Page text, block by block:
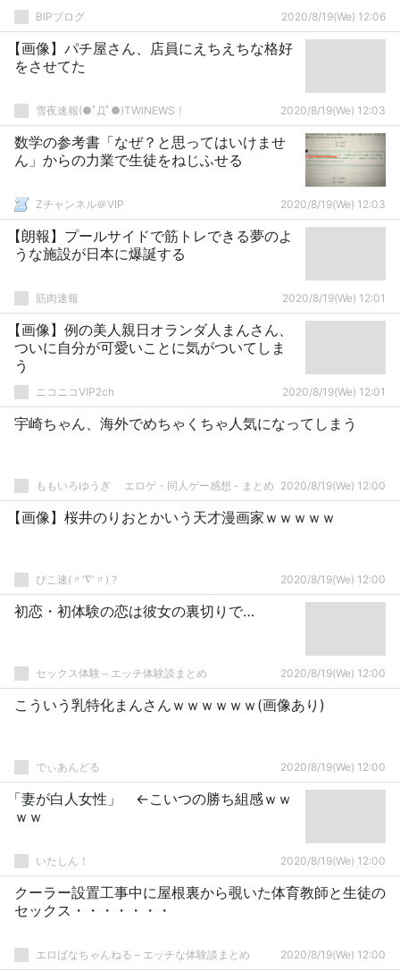
BIPブログ 2020/8/19(We) 12:06
【画像】パチ屋さん、店員にえちえちな格好
をさせてた
雪夜速報(●ﾟДﾟ●)TWINEWS！ 2020/8/19(We) 12:03
数学の参考書「なぜ？と思ってはいけませ
ん」からの力業で生徒をねじふせる
Zチャンネル＠VIP 2020/8/19(We) 12:03
【朗報】プールサイドで筋トレできる夢のよ
うな施設が日本に爆誕する
筋肉速報 2020/8/19(We) 12:01
【画像】例の美人親日オランダ人まんさん、
ついに自分が可愛いことに気がついてしま
う
ニコニコVIP2ch 2020/8/19(We) 12:01
宇崎ちゃん、海外でめちゃくちゃ人気になってしまう
ももいろゆうぎ エロゲ・同人ゲー感想 - まとめ 2020/8/19(We) 12:00
【画像】桜井のりおとかいう天才漫画家ｗｗｗｗｗ
ぴこ速(〃'∇'〃)？ 2020/8/19(We) 12:00
初恋・初体験の恋は彼女の裏切りで…
セックス体験～エッチ体験談まとめ 2020/8/19(We) 12:00
こういう乳特化まんさんｗｗｗｗｗｗ(画像あり)
でぃあんどる 2020/8/19(We) 12:00
「妻が白人女性」 ←こいつの勝ち組感ｗｗ
ｗｗ
いたしん！ 2020/8/19(We) 12:00
クーラー設置工事中に屋根裏から覗いた体育教師と生徒の
セックス・・・・・・・
エロばなちゃんねる – エッチな体験談まとめ 2020/8/19(We) 12:00